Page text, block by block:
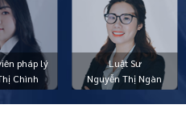
pháp lý
Chình
Luật Sư
Nguyễn Thị Ngàn